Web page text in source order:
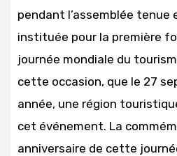
pendant l’assemblée tenue
instituée pour la première
journée mondiale du
cette occasion, que le 27
année, une région
cet événement. La
anniversaire de cette